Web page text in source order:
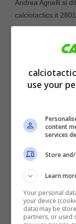
Andrea Agnelli si
calciotactics.it
È stata una
ha avuto e
Agnellisul
use your
content
services
Store
Learn
Your personal
your device
data) may be
partners, or used